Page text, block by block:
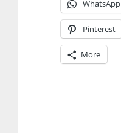
WhatsApp
Pinterest
More